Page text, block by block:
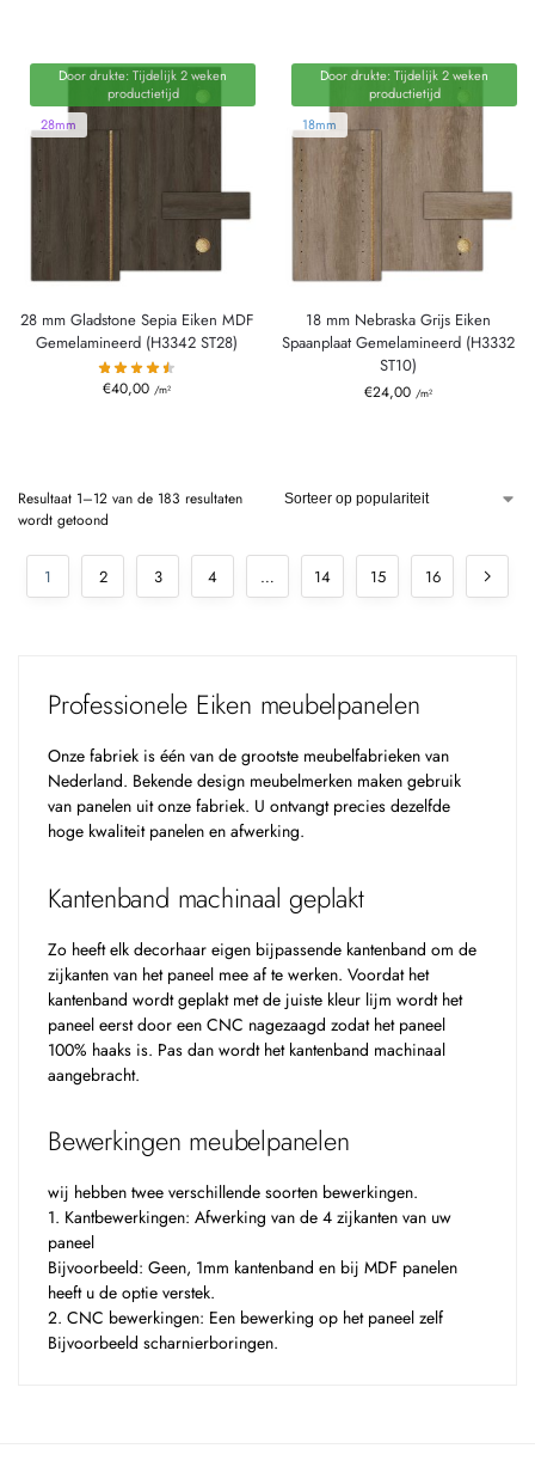
Door drukte: Tijdelijk 2 weken
productietijd
28mm
28 mm Gladstone Sepia Eiken MDF
Gemelamineerd (H3342 ST28)
€40,00 /m²
Door drukte: Tijdelijk 2 weken
productietijd
18mm
18 mm Nebraska Grijs Eiken
Spaanplaat Gemelamineerd (H3332
ST10)
€24,00 /m²
Resultaat 1–12 van de 183 resultaten
wordt getoond
1 2 3 4 … 14 15 16
Professionele Eiken meubelpanelen
Onze fabriek is één van de grootste meubelfabrieken van
Nederland. Bekende design meubelmerken maken gebruik
van panelen uit onze fabriek. U ontvangt precies dezelfde
hoge kwaliteit panelen en afwerking.
Kantenband machinaal geplakt
Zo heeft elk decorhaar eigen bijpassende kantenband om de
zijkanten van het paneel mee af te werken. Voordat het
kantenband wordt geplakt met de juiste kleur lijm wordt het
paneel eerst door een CNC nagezaagd zodat het paneel
100% haaks is. Pas dan wordt het kantenband machinaal
aangebracht.
Bewerkingen meubelpanelen
wij hebben twee verschillende soorten bewerkingen.
1. Kantbewerkingen: Afwerking van de 4 zijkanten van uw
paneel
Bijvoorbeeld: Geen, 1mm kantenband en bij MDF panelen
heeft u de optie verstek.
2. CNC bewerkingen: Een bewerking op het paneel zelf
Bijvoorbeeld scharnierboringen.